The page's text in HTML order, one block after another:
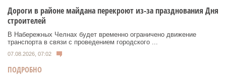
Дороги в районе майдана перекроют из-за празднования Дня
строителей
В Набережных Челнах будет временно ограничено движение
транспорта в связи с проведением городского ...
07.08.2026, 07:02
ПОДРОБНО